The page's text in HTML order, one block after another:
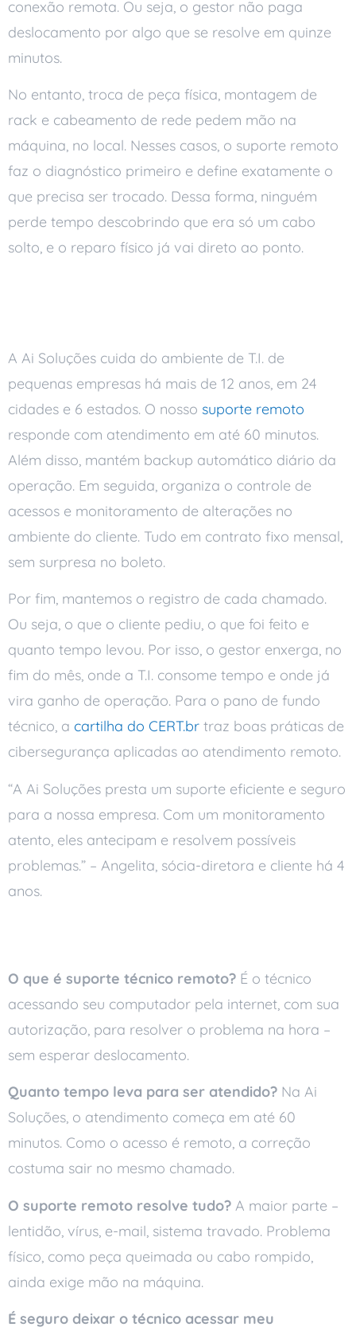
conexão remota. Ou seja, o gestor não paga
deslocamento por algo que se resolve em quinze
minutos.
No entanto, troca de peça física, montagem de
rack e cabeamento de rede pedem mão na
máquina, no local. Nesses casos, o suporte remoto
faz o diagnóstico primeiro e define exatamente o
que precisa ser trocado. Dessa forma, ninguém
perde tempo descobrindo que era só um cabo
solto, e o reparo físico já vai direto ao ponto.
A Ai Soluções cuida do ambiente de T.I. de
pequenas empresas há mais de 12 anos, em 24
cidades e 6 estados. O nosso suporte remoto
responde com atendimento em até 60 minutos.
Além disso, mantém backup automático diário da
operação. Em seguida, organiza o controle de
acessos e monitoramento de alterações no
ambiente do cliente. Tudo em contrato fixo mensal,
sem surpresa no boleto.
Por fim, mantemos o registro de cada chamado.
Ou seja, o que o cliente pediu, o que foi feito e
quanto tempo levou. Por isso, o gestor enxerga, no
fim do mês, onde a T.I. consome tempo e onde já
vira ganho de operação. Para o pano de fundo
técnico, a cartilha do CERT.br traz boas práticas de
cibersegurança aplicadas ao atendimento remoto.
“A Ai Soluções presta um suporte eficiente e seguro
para a nossa empresa. Com um monitoramento
atento, eles antecipam e resolvem possíveis
problemas.” – Angelita, sócia-diretora e cliente há 4
anos.
O que é suporte técnico remoto? É o técnico
acessando seu computador pela internet, com sua
autorização, para resolver o problema na hora –
sem esperar deslocamento.
Quanto tempo leva para ser atendido? Na Ai
Soluções, o atendimento começa em até 60
minutos. Como o acesso é remoto, a correção
costuma sair no mesmo chamado.
O suporte remoto resolve tudo? A maior parte –
lentidão, vírus, e-mail, sistema travado. Problema
físico, como peça queimada ou cabo rompido,
ainda exige mão na máquina.
É seguro deixar o técnico acessar meu